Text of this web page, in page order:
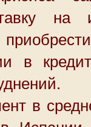
на
в
в